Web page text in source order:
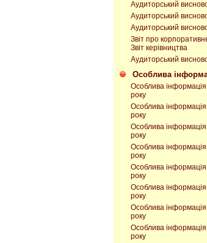
Аудиторський
Аудиторський
Аудиторський
Звіт про
Звіт керівництва
Аудиторський
Особлива
Особлива
року
Особлива
року
Особлива
року
Особлива
року
Особлива
року
Особлива
року
Особлива
року
Особлива інформація
року